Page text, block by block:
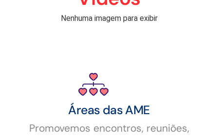
Nenhuma imagem para exibir
Áreas das AME
Promovemos encontros, reuniões,